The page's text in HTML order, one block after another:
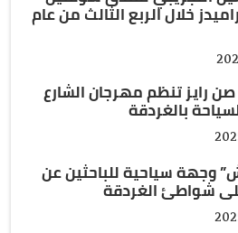
خلال الربع الثالث من عام
رايز تنظم مهرجان الشارع
بالغردقة
وجهة سياحية للباحثين عن
شواطئ الغردقة